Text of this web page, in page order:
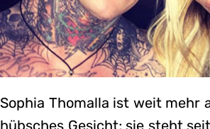
Sophia Thomalla ist weit mehr
hübsches Gesicht; sie steht